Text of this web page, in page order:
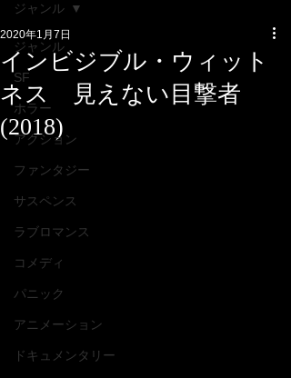
ジャンル
SF
ホラー
アクション
ファンタジー
サスペンス
ラブロマンス
コメディ
パニック
アニメーション
ドキュメンタリー
ジャンル
インビジブル・ウィット
ネス 見えない目撃者
(2018)
2020年1月7日